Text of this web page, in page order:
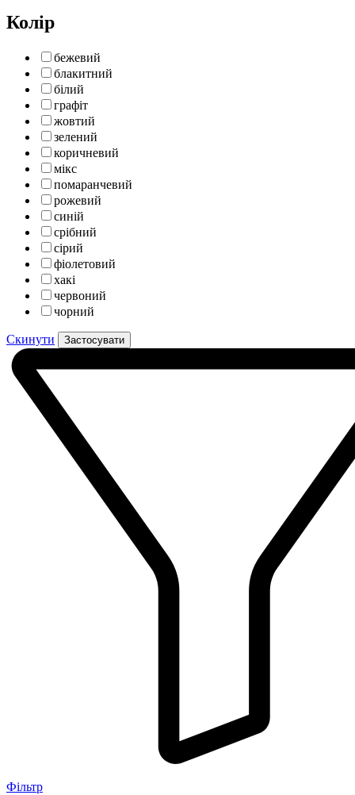
Колір
бежевий
блакитний
білий
графіт
жовтий
зелений
коричневий
мікс
помаранчевий
рожевий
синій
срібний
сірий
фіолетовий
хакі
червоний
чорний
Скинути Застосувати
Фільтр